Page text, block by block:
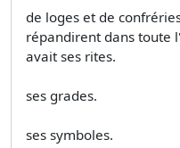
de loges et de
répandirent dans toute
avait ses rites.
ses grades.
ses symboles.